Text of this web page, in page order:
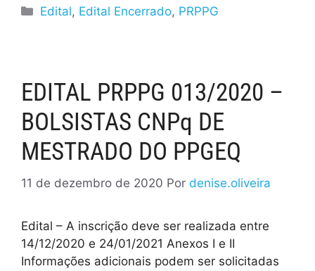
Edital, Edital Encerrado, PRPPG
EDITAL PRPPG 013/2020 –
BOLSISTAS CNPq DE
MESTRADO DO PPGEQ
11 de dezembro de 2020 Por denise.oliveira
Edital – A inscrição deve ser realizada entre
14/12/2020 e 24/01/2021 Anexos I e II
Informações adicionais podem ser solicitadas